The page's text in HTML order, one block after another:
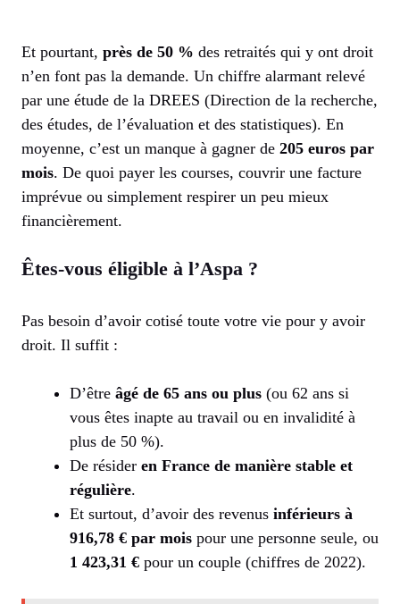
Et pourtant, près de 50 % des retraités qui y ont droit
n’en font pas la demande. Un chiffre alarmant relevé
par une étude de la DREES (Direction de la recherche,
des études, de l’évaluation et des statistiques). En
moyenne, c’est un manque à gagner de 205 euros par
mois. De quoi payer les courses, couvrir une facture
imprévue ou simplement respirer un peu mieux
financièrement.
Êtes-vous éligible à l’Aspa ?
Pas besoin d’avoir cotisé toute votre vie pour y avoir
droit. Il suffit :
D’être âgé de 65 ans ou plus (ou 62 ans si
vous êtes inapte au travail ou en invalidité à
plus de 50 %).
De résider en France de manière stable et
régulière.
Et surtout, d’avoir des revenus inférieurs à
916,78 € par mois pour une personne seule, ou
1 423,31 € pour un couple (chiffres de 2022).